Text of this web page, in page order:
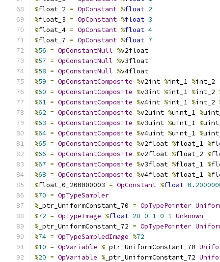
%float_2 = OpConstant %float 2
%float_3 = OpConstant %float 3
%float_4 = OpConstant %float 4
%float_7 = OpConstant %float 7
%56 = OpConstantNull %v2float
%57 = OpConstantNull %v3float
%58 = OpConstantNull %v4float
%59 = OpConstantComposite %v2int %int_1 %int_2
%60 = OpConstantComposite %v3int %int_1 %int_2
%61 = OpConstantComposite %v4int %int_1 %int_2
%62 = OpConstantComposite %v2uint %uint_1 %
%63 = OpConstantComposite %v3uint %uint_1 %
%64 = OpConstantComposite %v4uint %uint_1 %
%65 = OpConstantComposite %v2float %float_1 %
%66 = OpConstantComposite %v2float %float_2 %
%67 = OpConstantComposite %v3float %float_1 %
%68 = OpConstantComposite %v4float %float_1 %
%float_0_200000003 = OpConstant %float
%70 = OpTypeSampler
% _ptr_UniformConstant_70 = OpTypePointer
%72 = OpTypeImage %float 2D 0 1 0 1 Unknown
% _ptr_UniformConstant_72 = OpTypePointer
%74 = OpTypeSampledImage %72
%10 = OpVariable % _ptr_UniformConstant_70
%20 = OpVariable % _ptr_UniformConstant_72